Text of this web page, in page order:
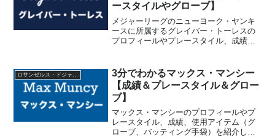
ースタイルやグローブ】
メジャーリーグのニューヨーク・ヤンキ
ースに所属するグレイバー・トーレスの
プロフィールやプレースタイル、成績、
記録したことのあるバッティングが魅力
で、第5回WBCのベネズエラ代表に選出
されています。
3分でわかるマックス・マンシー
【成績＆プレースタイル＆グロー
ブ】
マックス・マンシーのプロフィールやプ
レースタイル、成績、使用アイテム（グ
ローブ、バッティング手袋）を紹介して